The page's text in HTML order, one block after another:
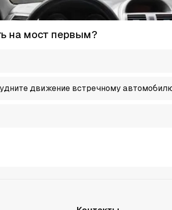
на мост первым?
движение встречному